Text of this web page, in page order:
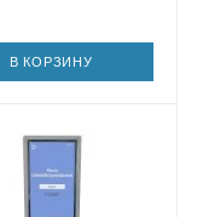
В КОРЗИНУ